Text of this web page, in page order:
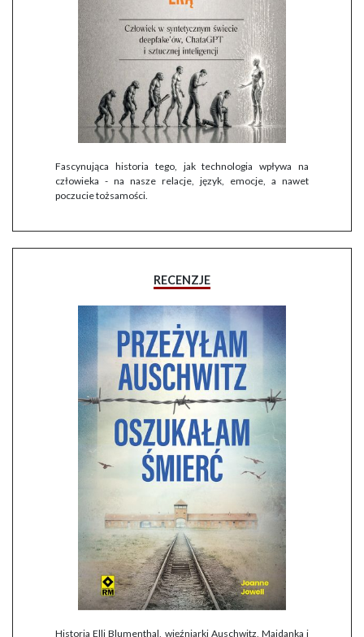
Fascynująca historia tego, jak technologia wpływa na
człowieka - na nasze relacje, język, emocje, a nawet
poczucie tożsamości.
RECENZJE
Historia Elli Blumenthal, więźniarki Auschwitz, Majdanka i